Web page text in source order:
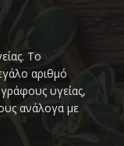
Το
αριθμό
υγείας,
ανάλογα με